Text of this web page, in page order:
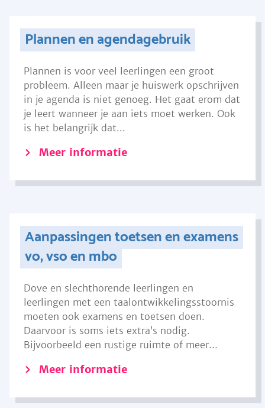
Plannen en agendagebruik
Plannen is voor veel leerlingen een groot
probleem. Alleen maar je huiswerk opschrijven
in je agenda is niet genoeg. Het gaat erom dat
je leert wanneer je aan iets moet werken. Ook
is het belangrijk dat...
Meer informatie
Aanpassingen toetsen en examens
vo, vso en mbo
Dove en slechthorende leerlingen en
leerlingen met een taalontwikkelingsstoornis
moeten ook examens en toetsen doen.
Daarvoor is soms iets extra’s nodig.
Bijvoorbeeld een rustige ruimte of meer...
Meer informatie